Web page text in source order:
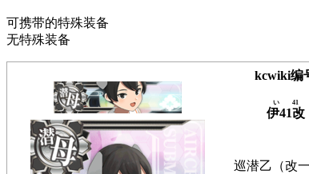
可携带的特殊装备
无特殊装备
kcwiki编
伊41改
い41
巡潜乙（改